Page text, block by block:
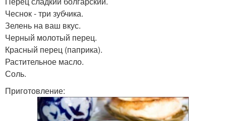
Чеснок - три зубчика.
Зелень на ваш вкус.
Черный молотый перец.
Красный перец (паприка).
Растительное масло.
Соль.
Приготовление: